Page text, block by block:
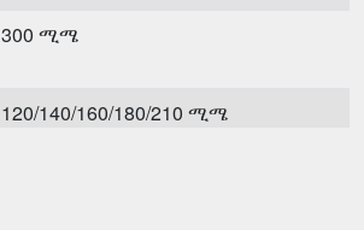
300 ሚሜ
120/140/160/180/210 ሚሜ